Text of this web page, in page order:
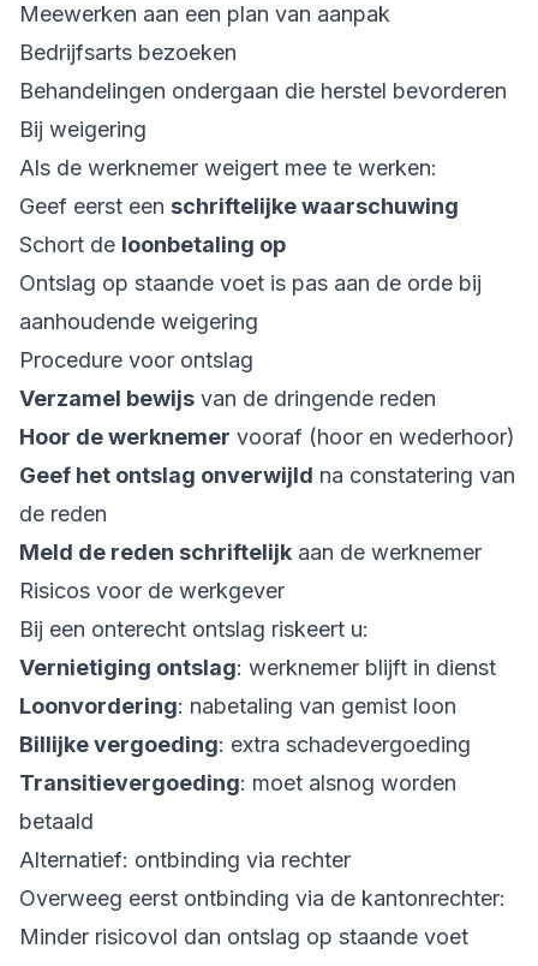
Meewerken aan een plan van aanpak
Bedrijfsarts bezoeken
Behandelingen ondergaan die herstel bevorderen
Bij weigering
Als de werknemer weigert mee te werken:
Geef eerst een schriftelijke waarschuwing
Schort de loonbetaling op
Ontslag op staande voet is pas aan de orde bij
aanhoudende weigering
Procedure voor ontslag
Verzamel bewijs van de dringende reden
Hoor de werknemer vooraf (hoor en wederhoor)
Geef het ontslag onverwijld na constatering van
de reden
Meld de reden schriftelijk aan de werknemer
Risicos voor de werkgever
Bij een onterecht ontslag riskeert u:
Vernietiging ontslag: werknemer blijft in dienst
Loonvordering: nabetaling van gemist loon
Billijke vergoeding: extra schadevergoeding
Transitievergoeding: moet alsnog worden
betaald
Alternatief: ontbinding via rechter
Overweeg eerst ontbinding via de kantonrechter:
Minder risicovol dan ontslag op staande voet